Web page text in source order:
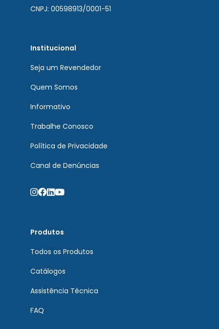
CNPJ: 00598913/0001-51
Institucional
Seja um Revendedor
Quem Somos
Informativo
Trabalhe Conosco
Política de Privacidade
Canal de Denúncias
Produtos
Todos os Produtos
Catálogos
Assistência Técnica
FAQ